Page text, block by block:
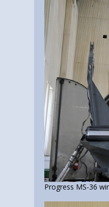
Progress MS-36